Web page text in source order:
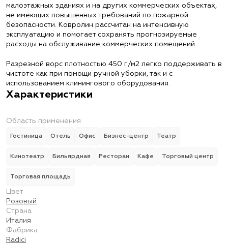
малоэтажных зданиях и на других коммерческих объектах,
не имеющих повышенных требований по пожарной
безопасности. Ковролин рассчитан на интенсивную
эксплуатацию и помогает сохранять прогнозируемые
расходы на обслуживание коммерческих помещений.
Разрезной ворс плотностью 450 г/м2 легко поддерживать в
чистоте как при помощи ручной уборки, так и с
использованием клинингового оборудования.
Характеристики
Область применения
Гостиница Отель Офис Бизнес-центр Театр
Кинотеатр Бильярдная Ресторан Кафе Торговый центр
Торговая площадь
Цвет
Розовый
Страна
Италия
Фабрика
Radici